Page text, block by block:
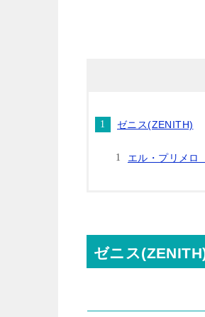
ゼニス(ZENITH)
エル・プリメ
ゼニス